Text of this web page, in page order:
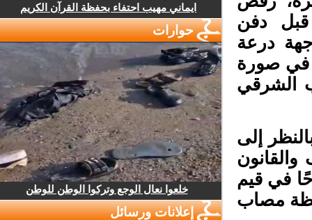
دفن
درعة
في صورة
الشرقي
إلى
في قيم
مصاب
ايماني مهيب احتفاء بحفظة القرآن الكريم
حوارات
خلعوا نعال الوجع وتركوا الوطن للوطن
إعلانات ورسائل